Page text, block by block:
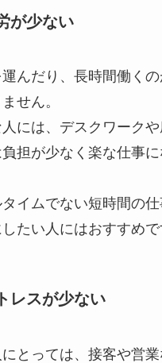
が少ない
んだり、長時間働く
せん。
には、デスクワーク
担が少なく楽な仕事に
タイムでない短時間の
たい人にはおすすめで
レスが少ない
とっては、接客や営